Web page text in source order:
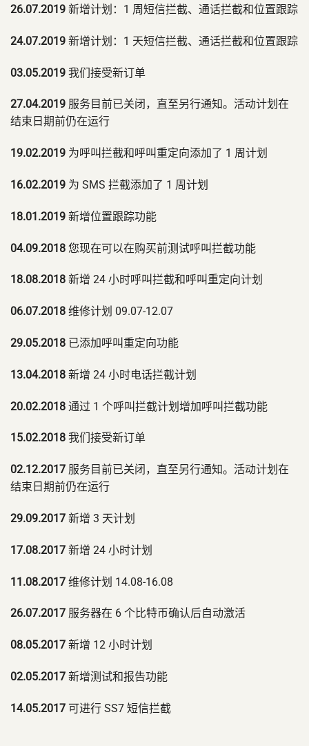
26.07.2019 新增计划：1 周短信拦截、通话拦截和位置跟踪
24.07.2019 新增计划：1 天短信拦截、通话拦截和位置跟踪
03.05.2019 我们接受新订单
27.04.2019 服务目前已关闭，直至另行通知。活动计划在
结束日期前仍在运行
19.02.2019 为呼叫拦截和呼叫重定向添加了 1 周计划
16.02.2019 为 SMS 拦截添加了 1 周计划
18.01.2019 新增位置跟踪功能
04.09.2018 您现在可以在购买前测试呼叫拦截功能
18.08.2018 新增 24 小时呼叫拦截和呼叫重定向计划
06.07.2018 维修计划 09.07-12.07
29.05.2018 已添加呼叫重定向功能
13.04.2018 新增 24 小时电话拦截计划
20.02.2018 通过 1 个呼叫拦截计划增加呼叫拦截功能
15.02.2018 我们接受新订单
02.12.2017 服务目前已关闭，直至另行通知。活动计划在
结束日期前仍在运行
29.09.2017 新增 3 天计划
17.08.2017 新增 24 小时计划
11.08.2017 维修计划 14.08-16.08
26.07.2017 服务器在 6 个比特币确认后自动激活
08.05.2017 新增 12 小时计划
02.05.2017 新增测试和报告功能
14.05.2017 可进行 SS7 短信拦截